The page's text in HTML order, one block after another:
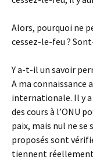
Alors, pourquoi ne
cessez-le-feu ?
Y a-t-il un savoir
A ma connaissance
internationale. Il y a
des cours à l’ONU
paix, mais nul ne se
proposés sont
tiennent